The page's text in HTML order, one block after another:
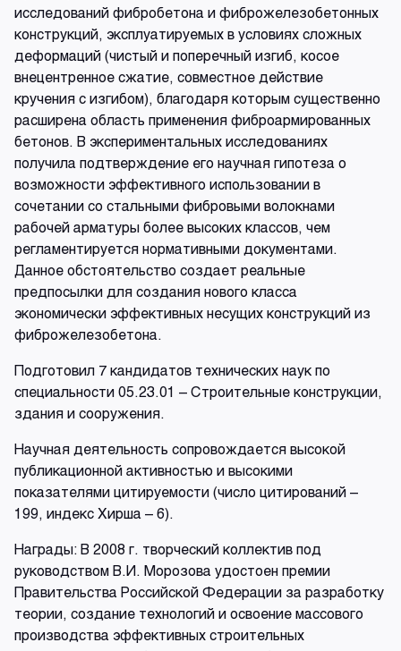
исследований фибробетона и фиброжелезобетонных
конструкций, эксплуатируемых в условиях сложных
деформаций (чистый и поперечный изгиб, косое
внецентренное сжатие, совместное действие
кручения с изгибом), благодаря которым существенно
расширена область применения фиброармированных
бетонов. В экспериментальных исследованиях
получила подтверждение его научная гипотеза о
возможности эффективного использовании в
сочетании со стальными фибровыми волокнами
рабочей арматуры более высоких классов, чем
регламентируется нормативными документами.
Данное обстоятельство создает реальные
предпосылки для создания нового класса
экономически эффективных несущих конструкций из
фиброжелезобетона.
Подготовил 7 кандидатов технических наук по
специальности 05.23.01 – Строительные конструкции,
здания и сооружения.
Научная деятельность сопровождается высокой
публикационной активностью и высокими
показателями цитируемости (число цитирований –
199, индекс Хирша – 6).
Награды: В 2008 г. творческий коллектив под
руководством В.И. Морозова удостоен премии
Правительства Российской Федерации за разработку
теории, создание технологий и освоение массового
производства эффективных строительных